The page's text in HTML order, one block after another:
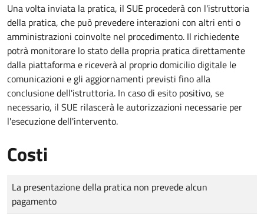
Una volta inviata la pratica, il SUE procederà con l'istruttoria
della pratica, che può prevedere interazioni con altri enti o
amministrazioni coinvolte nel procedimento. Il richiedente
potrà monitorare lo stato della propria pratica direttamente
dalla piattaforma e riceverà al proprio domicilio digitale le
comunicazioni e gli aggiornamenti previsti fino alla
conclusione dell'istruttoria. In caso di esito positivo, se
necessario, il SUE rilascerà le autorizzazioni necessarie per
l'esecuzione dell'intervento.
Costi
Tipo di pagamento
Importo
La presentazione della pratica non prevede alcun
pagamento